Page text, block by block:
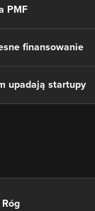
PMF
finansowanie
upadają startupy